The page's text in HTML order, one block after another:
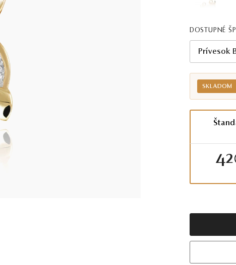
DOSTUPNÉ
Prívesok
SKLADOM